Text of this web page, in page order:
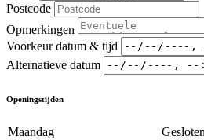
Postcode
Opmerkingen
Voorkeur datum & tijd
Alternatieve datum
Openingstijden
Maandag
Gesloten